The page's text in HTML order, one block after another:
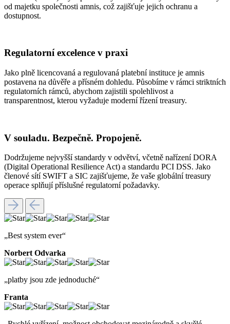
od majetku společnosti amnis, což zajišťuje jejich ochranu a
dostupnost.
Regulatorní excelence v praxi
Jako plně licencovaná a regulovaná platební instituce je amnis
postavena na důvěře a přísném dohledu. Působíme v rámci striktních
regulatorních rámců, abychom zajistili spolehlivost a
transparentnost, kterou vyžaduje moderní řízení treasury.
V souladu. Bezpečně. Propojeně.
Dodržujeme nejvyšší standardy v odvětví, včetně nařízení DORA
(Digital Operational Resilience Act) a standardu PCI DSS. Jako
členové sítí SWIFT a SIC zajišťujeme, že vaše globální treasury
operace splňují příslušné regulatorní požadavky.
„Best system ever“
Norbert Odvarka
„platby jsou zde jednoduché“
Franta